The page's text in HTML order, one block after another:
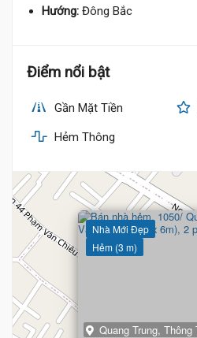
Hướng: Đông Bắc
Điểm nổi bật
Gần Mặt Tiền
Hẻm Thông
Nhà Mới Đẹp
Hẻm (3 m)
Quang Trung,